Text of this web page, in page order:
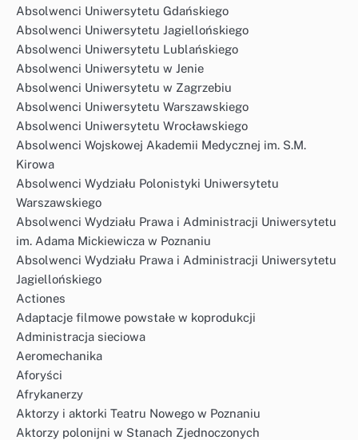
Absolwenci Uniwersytetu Gdańskiego
Absolwenci Uniwersytetu Jagiellońskiego
Absolwenci Uniwersytetu Lublańskiego
Absolwenci Uniwersytetu w Jenie
Absolwenci Uniwersytetu w Zagrzebiu
Absolwenci Uniwersytetu Warszawskiego
Absolwenci Uniwersytetu Wrocławskiego
Absolwenci Wojskowej Akademii Medycznej im. S.M.
Kirowa
Absolwenci Wydziału Polonistyki Uniwersytetu
Warszawskiego
Absolwenci Wydziału Prawa i Administracji Uniwersytetu
im. Adama Mickiewicza w Poznaniu
Absolwenci Wydziału Prawa i Administracji Uniwersytetu
Jagiellońskiego
Actiones
Adaptacje filmowe powstałe w koprodukcji
Administracja sieciowa
Aeromechanika
Aforyści
Afrykanerzy
Aktorzy i aktorki Teatru Nowego w Poznaniu
Aktorzy polonijni w Stanach Zjednoczonych